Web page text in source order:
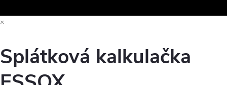
×
Splátková kalkulačka